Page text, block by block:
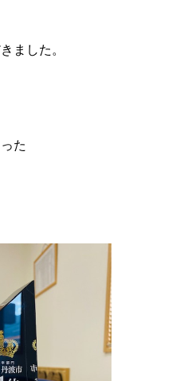
ました。
た